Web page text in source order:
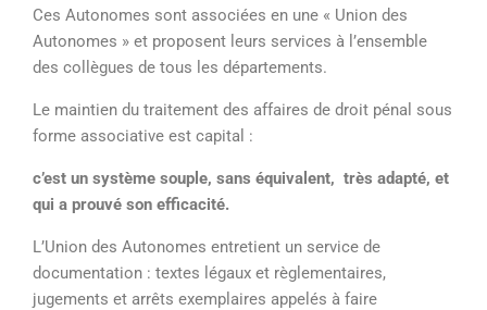
Ces Autonomes sont associées en une « Union des
Autonomes » et proposent leurs services à l’ensemble
des collègues de tous les départements.
Le maintien du traitement des affaires de droit pénal sous
forme associative est capital :
c’est un système souple, sans équivalent, très adapté, et
qui a prouvé son efficacité.
L’Union des Autonomes entretient un service de
documentation : textes légaux et règlementaires,
jugements et arrêts exemplaires appelés à faire